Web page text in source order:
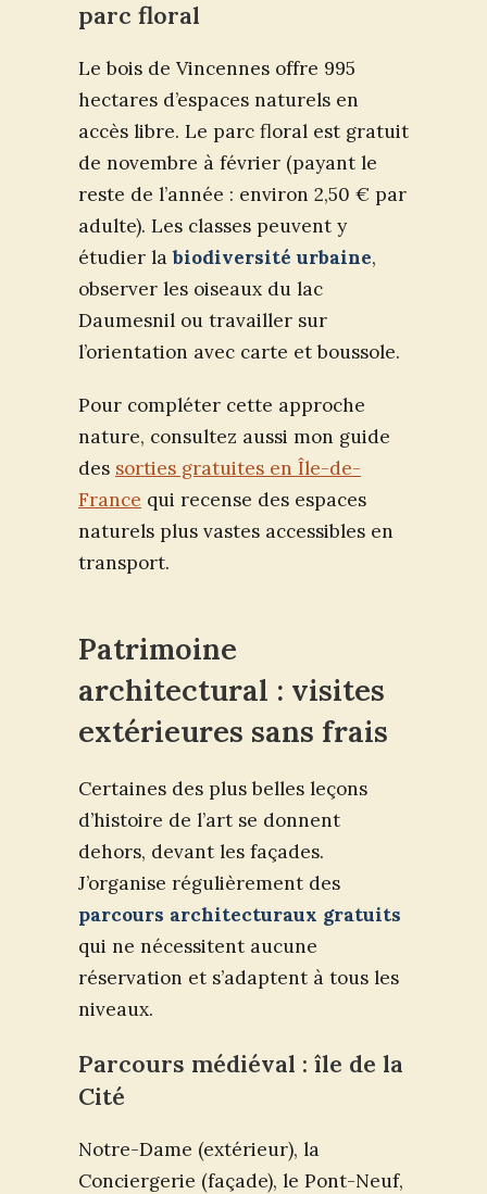
parc floral
Le bois de Vincennes offre 995
hectares d’espaces naturels en
accès libre. Le parc floral est gratuit
de novembre à février (payant le
reste de l’année : environ 2,50 € par
adulte). Les classes peuvent y
étudier labiodiversité urbaine,
observer les oiseaux du lac
Daumesnil ou travailler sur
l’orientation avec carte et boussole.
Pour compléter cette approche
nature, consultez aussi mon guide
des sorties gratuites en Île-de-
France qui recense des espaces
naturels plus vastes accessibles en
transport.
Patrimoine
architectural : visites
extérieures sans frais
Certaines des plus belles leçons
d’histoire de l’art se donnent
dehors, devant les façades.
J’organise régulièrement des
parcours architecturaux gratuits
qui ne nécessitent aucune
réservation et s’adaptent à tous les
niveaux.
Parcours médiéval : île de la
Cité
Notre-Dame (extérieur), la
Conciergerie (façade), le Pont-Neuf,